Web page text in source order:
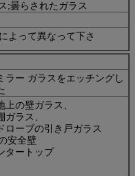
;曇らされたガラス
よって異なって下さ
ラー ガラスをエッチングし
上の壁ガラス、
ガラス、
ローブの引き戸ガラス
安全壁
タートップ